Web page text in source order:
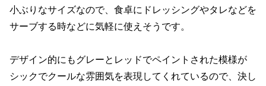
小ぶりなサイズなので、食卓にドレッシングやタレなどを
サーブする時などに気軽に使えそうです。
デザイン的にもグレーとレッドでペイントされた模様が
シックでクールな雰囲気を表現してくれているので、決し